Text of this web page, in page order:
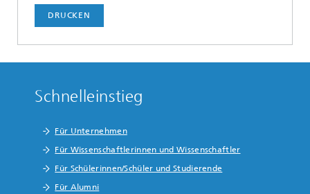
DRUCKEN
Schnelleinstieg
Für Unternehmen
Für Wissenschaftlerinnen und Wissenschaftler
Für Schülerinnen/Schüler und Studierende
Für Alumni